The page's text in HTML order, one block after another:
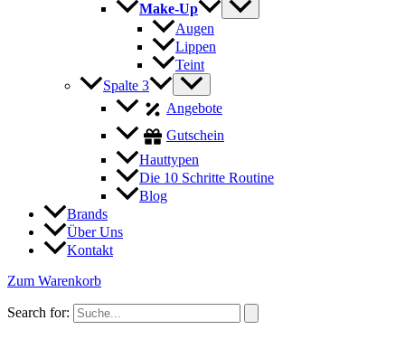
Make-Up
Augen
Lippen
Teint
Spalte 3
Angebote
Gutschein
Hauttypen
Die 10 Schritte Routine
Blog
Brands
Über Uns
Kontakt
Zum Warenkorb
Search for: